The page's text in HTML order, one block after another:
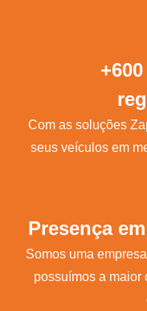
Com as soluções
seus veículos em
Presença
Somos uma
possuímos a maior